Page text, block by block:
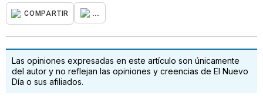
COMPARTIR ...
Las opiniones expresadas en este artículo son únicamente
del autor y no reflejan las opiniones y creencias de El Nuevo
Día o sus afiliados.